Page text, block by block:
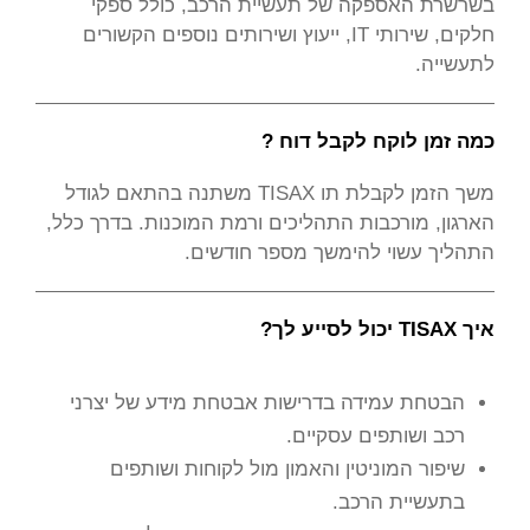
בשרשרת האספקה של תעשיית הרכב, כולל ספקי
חלקים, שירותי IT, ייעוץ ושירותים נוספים הקשורים
לתעשייה.
כמה זמן לוקח לקבל דוח ?
משך הזמן לקבלת תו TISAX משתנה בהתאם לגודל
הארגון, מורכבות התהליכים ורמת המוכנות. בדרך כלל,
התהליך עשוי להימשך מספר חודשים.
איך TISAX יכול לסייע לך?
הבטחת עמידה בדרישות אבטחת מידע של יצרני
רכב ושותפים עסקיים.
שיפור המוניטין והאמון מול לקוחות ושותפים
בתעשיית הרכב.